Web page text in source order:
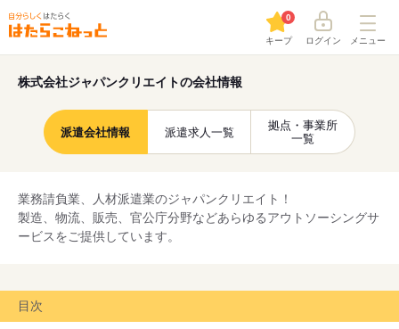
キープ
0
ログイン メニュー
株式会社ジャパンクリエイトの会社情報
派遣会社情報 派遣求人一覧
拠点・事業所
一覧
業務請負業、人材派遣業のジャパンクリエイト！
製造、物流、販売、官公庁分野などあらゆるアウトソーシングサ
ービスをご提供しています。
目次